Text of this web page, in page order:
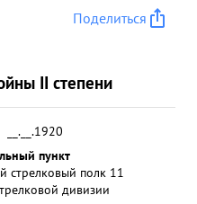
Поделиться
II степени
__.__.1920
пункт
стрелковый полк 11
дивизии